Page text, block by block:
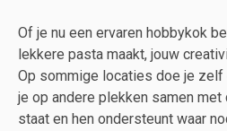
Of je nu een ervaren hobbykok
lekkere pasta maakt, jouw
Op sommige locaties doe je
je op andere plekken samen met
staat en hen ondersteunt waar